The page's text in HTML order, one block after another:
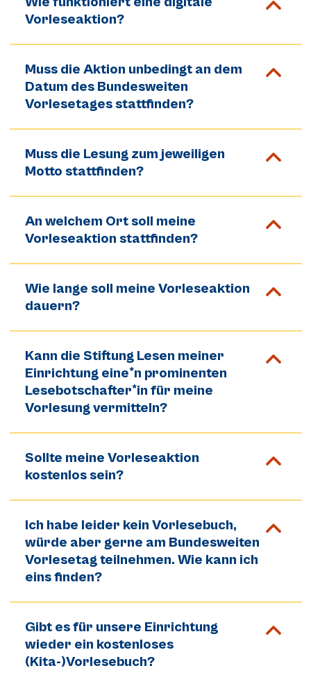
Vorleseaktion?
Muss die Aktion unbedingt an dem
Datum des Bundesweiten
Vorlesetages stattfinden?
Muss die Lesung zum jeweiligen
Motto stattfinden?
An welchem Ort soll meine
Vorleseaktion stattfinden?
Wie lange soll meine Vorleseaktion
dauern?
Kann die Stiftung Lesen meiner
Einrichtung eine*n prominenten
Lesebotschafter*in für meine
Vorlesung vermitteln?
Sollte meine Vorleseaktion
kostenlos sein?
Ich habe leider kein Vorlesebuch,
würde aber gerne am Bundesweiten
Vorlesetag teilnehmen. Wie kann ich
eins finden?
Gibt es für unsere Einrichtung
wieder ein kostenloses
(Kita-)Vorlesebuch?